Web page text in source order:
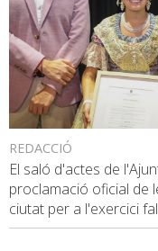
REDACCIÓ
El saló d'actes de
proclamació oficial de
ciutat per a l'exercici